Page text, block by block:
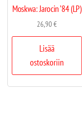
Moskwa: Jarocin ’84 (LP)
26,90€
Lisää
ostoskoriin